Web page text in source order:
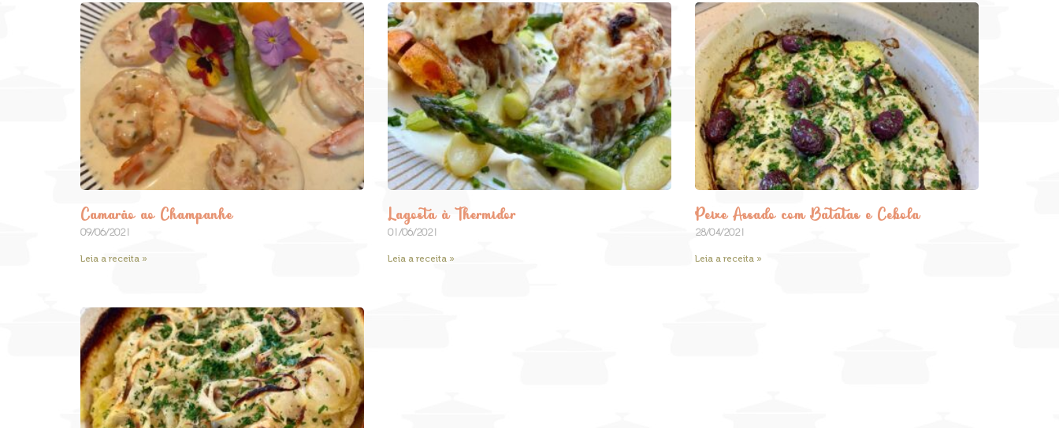
Camarão ao Champanhe
09/06/2021
Leia a receita »
Lagosta à Thermidor
01/06/2021
Leia a receita »
Peixe Assado com Batatas e Cebola
28/04/2021
Leia a receita »